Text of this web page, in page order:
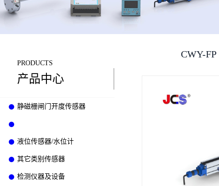
PRODUCTS
产品中心
静磁栅闸门开度传感器
液位传感器/水位计
其它类别传感器
检测仪器及设备
CWY-